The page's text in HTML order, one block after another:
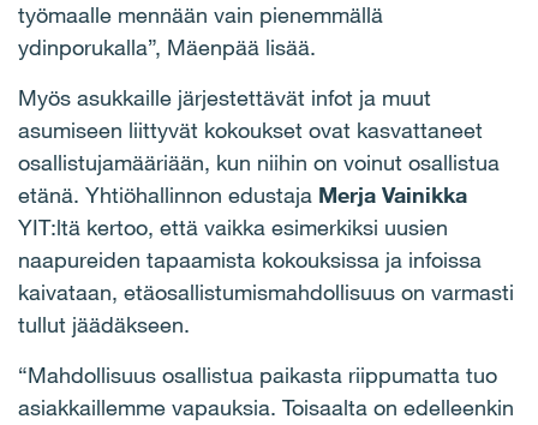
työmaalle mennään vain pienemmällä
ydinporukalla”, Mäenpää lisää.
Myös asukkaille järjestettävät infot ja muut
asumiseen liittyvät kokoukset ovat kasvattaneet
osallistujamääriään, kun niihin on voinut osallistua
etänä. Yhtiöhallinnon edustaja Merja Vainikka
YIT:ltä kertoo, että vaikka esimerkiksi uusien
naapureiden tapaamista kokouksissa ja infoissa
kaivataan, etäosallistumismahdollisuus on varmasti
tullut jäädäkseen.
“Mahdollisuus osallistua paikasta riippumatta tuo
asiakkaillemme vapauksia. Toisaalta on edelleenkin